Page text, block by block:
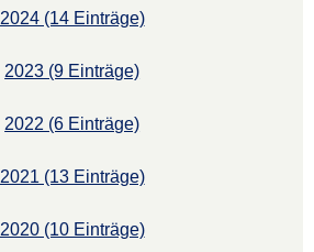
2024 (14 Einträge)
2023 (9 Einträge)
2022 (6 Einträge)
2021 (13 Einträge)
2020 (10 Einträge)